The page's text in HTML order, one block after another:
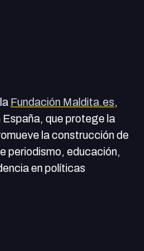
Fundación Maldita.es,
España, que protege la
la construcción de
periodismo, educación,
en políticas